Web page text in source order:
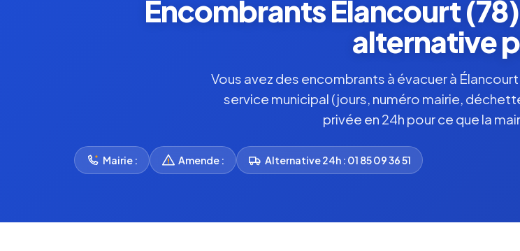
Encombrants Élancourt
alternative
Vous avez des encombrants à évacuer à
service municipal (jours, numéro mairie,
privée en 24h pour ce que la
Mairie : Amende : Alternative 24h : 01 85 09 36 51